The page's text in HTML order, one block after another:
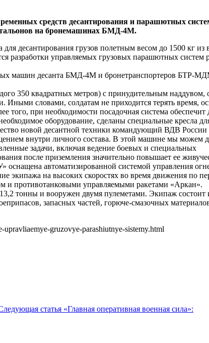
средств десантирования и парашютных
на бронемашинах БМД-4М.
для десантирования грузов полетным весом до 1500 кг
разработки управляемых грузовых парашютных
машин десанта БМД-4М и бронетранспортеров БТР-
350 квадратных метров) с принудительным
Иными словами, солдатам не приходится терять время,
при необходимости посадочная система
оборудование, сделаны специальные кресла
новой десантной техники командующий ВДВ
внутри личного состава. В этой машине мы можем
задачи, включая ведение боевых и специальных
после приземления значительно повышает ее
автоматизированной системой управления
экипажа на высоких скоростях во время движения
и противотанковыми управляемыми ракетами «Аркан».
тонны и вооружен двумя пулеметами. Экипаж состоит
запасных частей, горюче-смазочных
gruzovye-parashiutnye-sistemy.html
статья «Главная оперативная военная сила»: